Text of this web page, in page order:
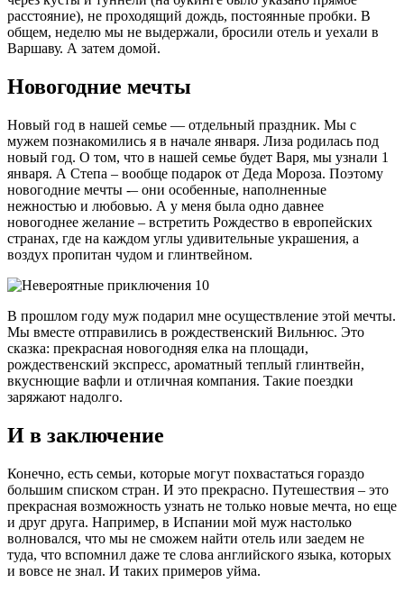
расстояние), не проходящий дождь, постоянные пробки. В
общем, неделю мы не выдержали, бросили отель и уехали в
Варшаву. А затем домой.
Новогодние мечты
Новый год в нашей семье — отдельный праздник. Мы с
мужем познакомились я в начале января. Лиза родилась под
новый год. О том, что в нашей семье будет Варя, мы узнали 1
января. А Степа – вообще подарок от Деда Мороза. Поэтому
новогодние мечты -– они особенные, наполненные
нежностью и любовью. А у меня была одно давнее
новогоднее желание – встретить Рождество в европейских
странах, где на каждом углы удивительные украшения, а
воздух пропитан чудом и глинтвейном.
В прошлом году муж подарил мне осуществление этой мечты.
Мы вместе отправились в рождественский Вильнюс. Это
сказка: прекрасная новогодняя елка на площади,
рождественский экспресс, ароматный теплый глинтвейн,
вкуснющие вафли и отличная компания. Такие поездки
заряжают надолго.
И в заключение
Конечно, есть семьи, которые могут похвастаться гораздо
большим списком стран. И это прекрасно. Путешествия – это
прекрасная возможность узнать не только новые мечта, но еще
и друг друга. Например, в Испании мой муж настолько
волновался, что мы не сможем найти отель или заедем не
туда, что вспомнил даже те слова английского языка, которых
и вовсе не знал. И таких примеров уйма.